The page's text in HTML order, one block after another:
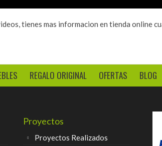
tienes mas informacion en tienda online
REGALO ORIGINAL OFERTAS BLOG
Proyectos
Proyectos Realizados